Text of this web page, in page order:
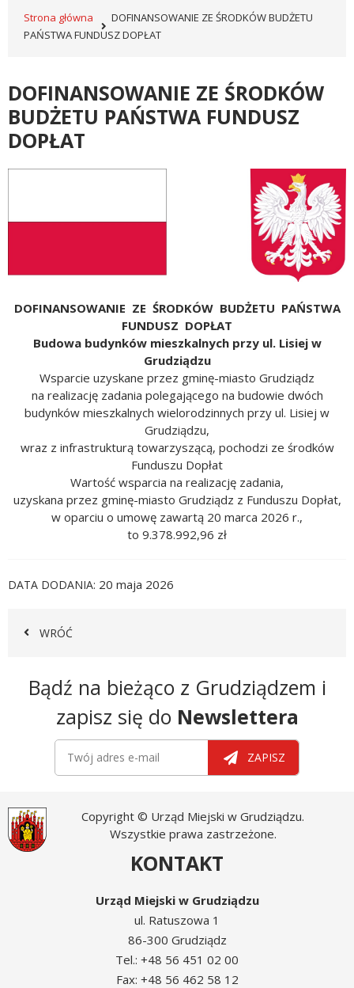
Strona główna
DOFINANSOWANIE ZE ŚRODKÓW BUDŻETU
PAŃSTWA FUNDUSZ DOPŁAT
DOFINANSOWANIE ZE ŚRODKÓW
BUDŻETU PAŃSTWA FUNDUSZ
DOPŁAT
DOFINANSOWANIE ZE ŚRODKÓW BUDŻETU PAŃSTWA
FUNDUSZ DOPŁAT
Budowa budynków mieszkalnych przy ul. Lisiej w
Grudziądzu
Wsparcie uzyskane przez gminę-miasto Grudziądz
na realizację zadania polegającego na budowie dwóch
budynków mieszkalnych wielorodzinnych przy ul. Lisiej w
Grudziądzu,
wraz z infrastrukturą towarzyszącą, pochodzi ze środków
Funduszu Dopłat
Wartość wsparcia na realizację zadania,
uzyskana przez gminę-miasto Grudziądz z Funduszu Dopłat,
w oparciu o umowę zawartą 20 marca 2026 r.,
to 9.378.992,96 zł
DATA DODANIA 20 maja 2026
WRÓĆ
Newsletter
Bądź na bieżąco z Grudziądzem i
zapisz się do Newslettera
Newsletter
Twój adres e-mail
ZAPISZ
Copyright © Urząd Miejski w Grudziądzu.
Wszystkie prawa zastrzeżone.
KONTAKT
Urząd Miejski w Grudziądzu
ul. Ratuszowa 1
86-300 Grudziądz
Tel.: +48 56 451 02 00
Fax: +48 56 462 58 12